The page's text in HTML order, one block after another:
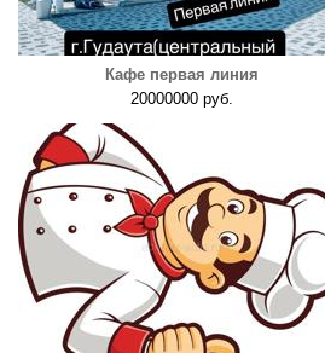
Кафе первая линия
20000000 руб.